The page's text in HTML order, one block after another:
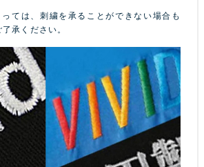
ては、刺繍を承ることができない場合も
承ください。